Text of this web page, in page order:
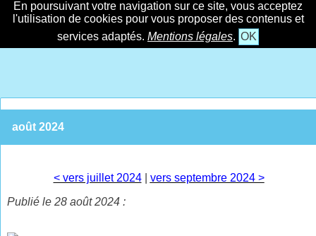
En poursuivant votre navigation sur ce site, vous acceptez
l'utilisation de cookies pour vous proposer des contenus et
services adaptés. Mentions légales. OK
août 2024
< vers juillet 2024| vers septembre 2024 >
Publié le 28 août 2024 :